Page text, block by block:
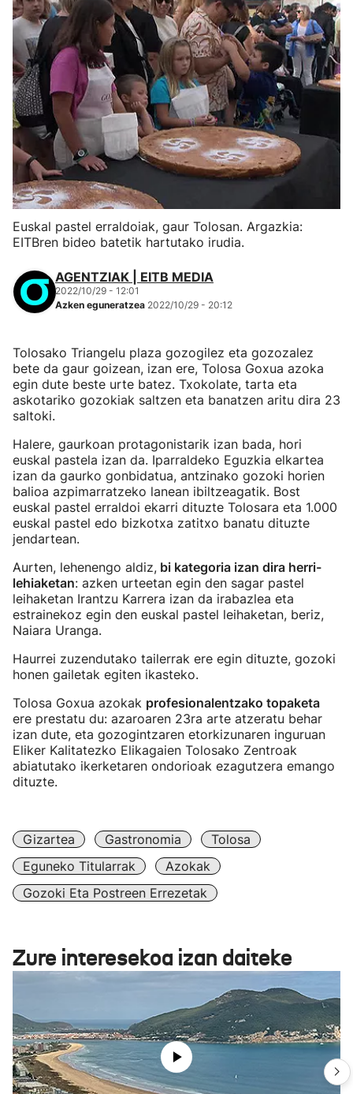
Euskal pastel erraldoiak, gaur Tolosan. Argazkia:
EITBren bideo batetik hartutako irudia.
AGENTZIAK | EITB MEDIA
2022/10/29 - 12:01
Azken eguneratzea 2022/10/29 - 20:12
Tolosako Triangelu plaza gozogilez eta gozozalez
bete da gaur goizean, izan ere, Tolosa Goxua azoka
egin dute beste urte batez. Txokolate, tarta eta
askotariko gozokiak saltzen eta banatzen aritu dira 23
saltoki.
Halere, gaurkoan protagonistarik izan bada, hori
euskal pastela izan da. Iparraldeko Eguzkia elkartea
izan da gaurko gonbidatua, antzinako gozoki horien
balioa azpimarratzeko lanean ibiltzeagatik. Bost
euskal pastel erraldoi ekarri dituzte Tolosara eta 1.000
euskal pastel edo bizkotxa zatitxo banatu dituzte
jendartean.
Aurten, lehenengo aldiz, bi kategoria izan dira herri-
lehiaketan: azken urteetan egin den sagar pastel
leihaketan Irantzu Karrera izan da irabazlea eta
estrainekoz egin den euskal pastel leihaketan, beriz,
Naiara Uranga.
Haurrei zuzendutako tailerrak ere egin dituzte, gozoki
honen gailetak egiten ikasteko.
Tolosa Goxua azokak profesionalentzako topaketa
ere prestatu du: azaroaren 23ra arte atzeratu behar
izan dute, eta gozogintzaren etorkizunaren inguruan
Eliker Kalitatezko Elikagaien Tolosako Zentroak
abiatutako ikerketaren ondorioak ezagutzera emango
dituzte.
Gizartea Gastronomia
Tolosa
Eguneko Titularrak
Azokak
Gozoki Eta Postreen Errezetak
Zure interesekoa izan daiteke